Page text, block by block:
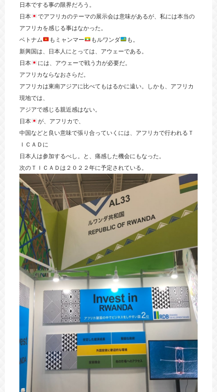
日本でする事の限界だろう。
日本
でアフリカのテーマの展示会は意味があるが、私には本当の
アフリカを感じる事はなかった。
ベトナム
もミャンマー もルワンダ
も。
新興国は、日本人にとっては、アウェーである。
日本
には、アウェーで戦う力が必要だ。
アフリカならなおさらだ。
アフリカは東南アジアに比べてもはるかに遠い。しかも、アフリカ
現地では、
アジアで感じる親近感はない。
日本
が、アフリカで、
中国などと良い意味で張り合っていくには、アフリカで行われるＴ
ＩＣＡＤに
日本人は参加するべし。と、痛感した機会にもなった。
次のＴＩＣＡＤは２０２２年に予定されている。